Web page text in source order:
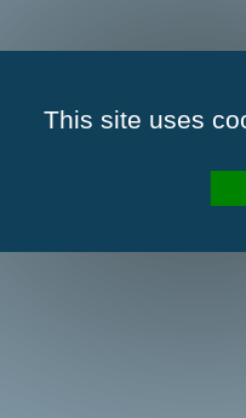
This site uses